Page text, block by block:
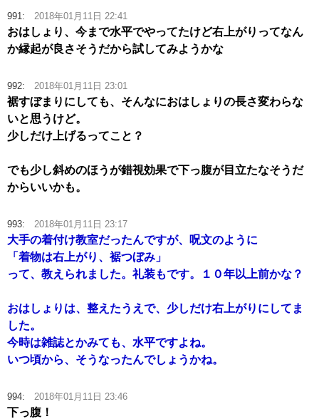
991: 2018年01月11日 22:41
おはしょり、今まで水平でやってたけど右上がりってなん
か縁起が良さそうだから試してみようかな
992: 2018年01月11日 23:01
裾すぼまりにしても、そんなにおはしょりの長さ変わらな
いと思うけど。
少しだけ上げるってこと？
でも少し斜めのほうが錯視効果で下っ腹が目立たなそうだ
からいいかも。
993: 2018年01月11日 23:17
大手の着付け教室だったんですが、呪文のように
「着物は右上がり、裾つぼみ」
って、教えられました。礼装もです。１０年以上前かな？
おはしょりは、整えたうえで、少しだけ右上がりにしてま
した。
今時は雑誌とかみても、水平ですよね。
いつ頃から、そうなったんでしょうかね。
994: 2018年01月11日 23:46
下っ腹！